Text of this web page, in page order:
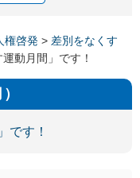
権啓発 > 差別をなくす
動月間」です！
です！